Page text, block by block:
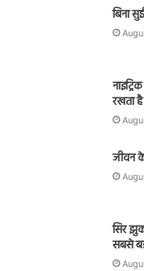
बिना
रखता है
जीवन
सिर
सबसे